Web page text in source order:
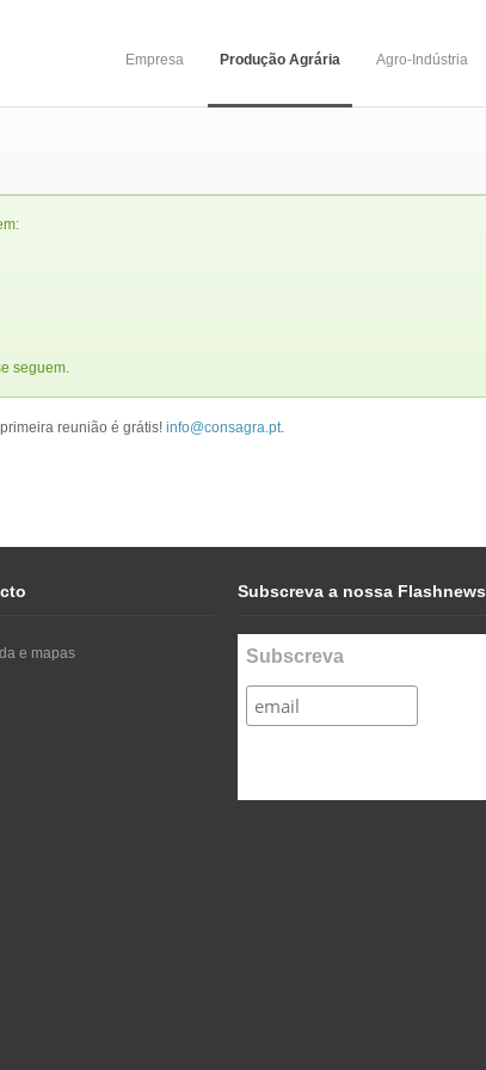
Empresa Produção Agrária Agro-Indústria
seguem.
reunião é grátis! info@consagra.pt.
e mapas
Subscreva a nossa Flashnews
Subscreva